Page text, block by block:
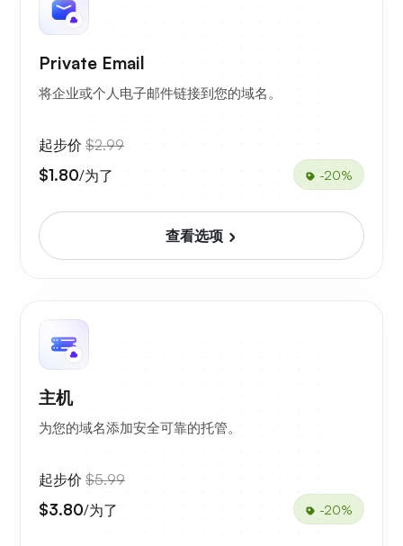
Private Email
将企业或个人电子邮件链接到您的域名。
起步价 $2.99
$1.80/为了 -20%
查看选项
主机
为您的域名添加安全可靠的托管。
起步价 $5.99
$3.80/为了 -20%